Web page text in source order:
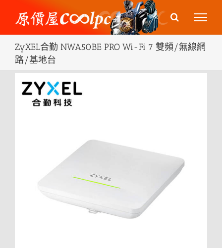
content
ZyXEL合勤 NWA50BE PRO Wi-Fi 7 雙頻/無線網
路/基地台
View
Larger
Image